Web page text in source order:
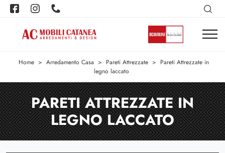
Home > Arredamento Casa > Pareti Attrezzate > Pareti Attrezzate in
legno laccato
PARETI ATTREZZATE IN
LEGNO LACCATO